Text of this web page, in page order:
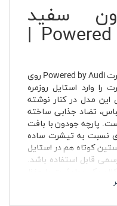
سفید
آئودی Powered by Audi |
پولوشرت جودون سفید آئودی با عبارت Powered by Audi روی
را وارد استایل روزمره
مدل در کنار نوشته
تضاد جذابی ساخته
پارچه جودون با بافت
نسبت به تیشرت ساده
کوتاه هم در استایل
قابل استفاده باشد.
استفاده مشترک کرده